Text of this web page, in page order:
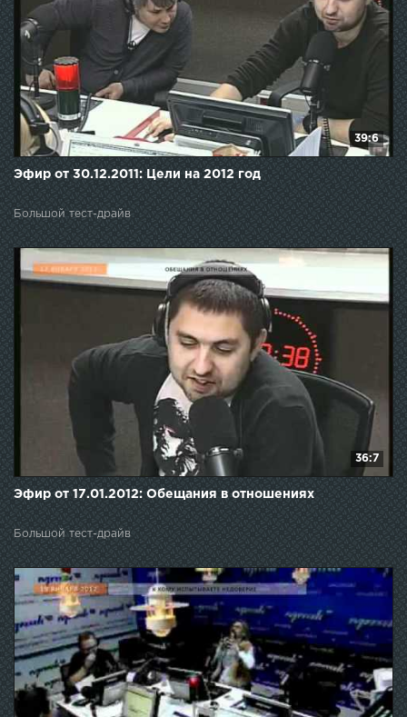
39:6
Эфир от 30.12.2011: Цели на 2012 год
Большой тест-драйв
36:7
Эфир от 17.01.2012: Обещания в отношениях
Большой тест-драйв